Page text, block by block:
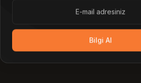
Bilgi Al